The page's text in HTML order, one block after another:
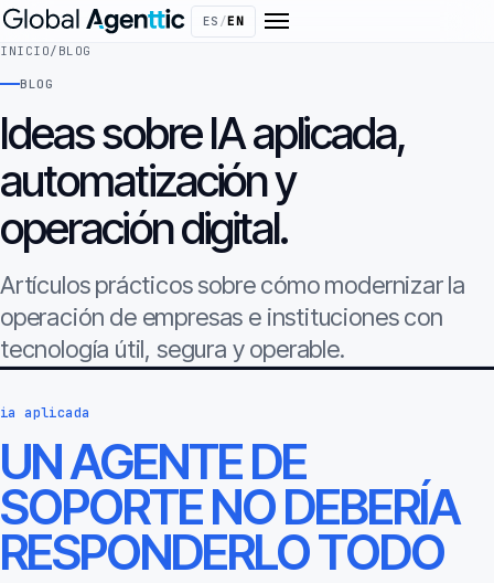
ES /EN
INICIO/ BLOG
BLOG
Ideas sobre IA aplicada,
automatización y
operación digital.
Artículos prácticos sobre cómo modernizar la
operación de empresas e instituciones con
tecnología útil, segura y operable.
ia aplicada
UN AGENTE DE
SOPORTE NO DEBERÍA
RESPONDERLO TODO